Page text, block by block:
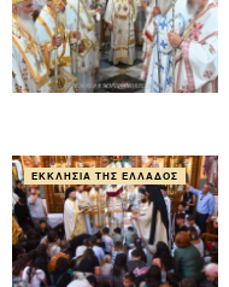
ΕΚΚΛΗΣΊΑ ΤΗΣ ΕΛΛΆΔΟΣ